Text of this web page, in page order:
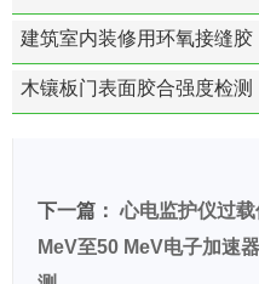
白活性检测
建筑室内装修用环氧接缝胶
苯含量检测
木镶板门表面胶合强度检测
下一篇：心电监护仪过载
MeV至50 MeV电子加速